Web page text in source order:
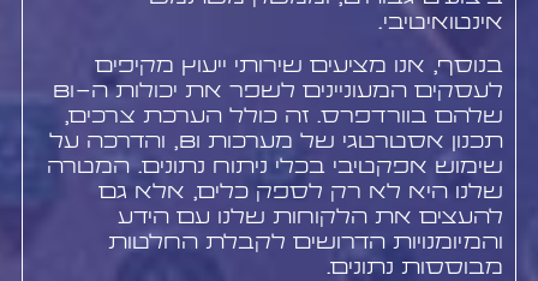
אינטואיטיבי.
בנוסף, אנו מציעים שירותי ייעוץ מקיפים
לעסקים המעוניינים לשפר את יכולות ה-BI
שלהם בוורדפרס. זה כולל הערכת צרכים,
תכנון אסטרטגי של מערכות BI, והדרכה על
שימוש אפקטיבי בכלי ניתוח נתונים. המטרה
שלנו היא לא רק לספק כלים, אלא גם
להעצים את הלקוחות שלנו עם הידע
והמיומנויות הדרושים לקבלת החלטות
מבוססות נתונים.